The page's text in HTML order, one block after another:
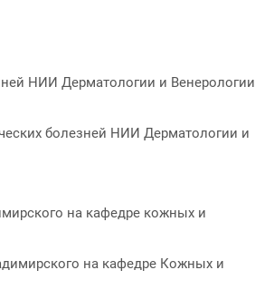
НИИ Дерматологии и Венерологии
болезней НИИ Дерматологии и
на кафедре кожных и
на кафедре Кожных и